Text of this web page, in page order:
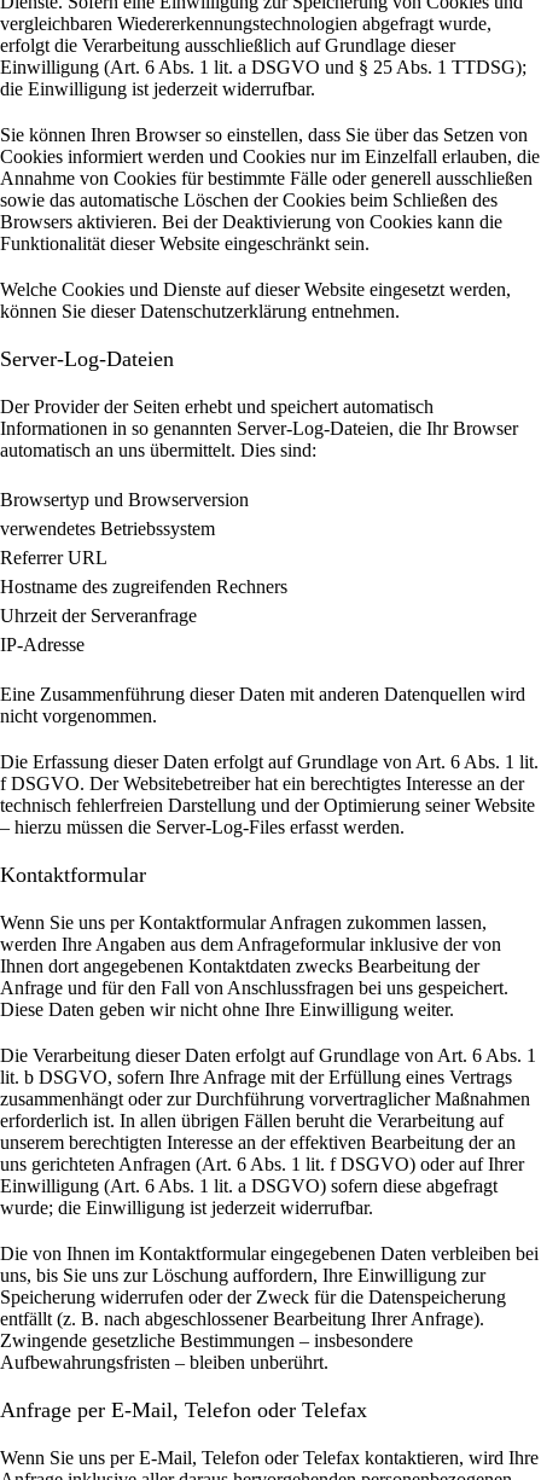
vergleichbaren Wiedererkennungstechnologien abgefragt wurde,
erfolgt die Verarbeitung ausschließlich auf Grundlage dieser
Einwilligung (Art. 6 Abs. 1 lit. a DSGVO und § 25 Abs. 1 TTDSG);
die Einwilligung ist jederzeit widerrufbar.
Sie können Ihren Browser so einstellen, dass Sie über das Setzen von
Cookies informiert werden und Cookies nur im Einzelfall erlauben, die
Annahme von Cookies für bestimmte Fälle oder generell ausschließen
sowie das automatische Löschen der Cookies beim Schließen des
Browsers aktivieren. Bei der Deaktivierung von Cookies kann die
Funktionalität dieser Website eingeschränkt sein.
Welche Cookies und Dienste auf dieser Website eingesetzt werden,
können Sie dieser Datenschutzerklärung entnehmen.
Server-Log-Dateien
Der Provider der Seiten erhebt und speichert automatisch
Informationen in so genannten Server-Log-Dateien, die Ihr Browser
automatisch an uns übermittelt. Dies sind:
Browsertyp und Browserversion
verwendetes Betriebssystem
Referrer URL
Hostname des zugreifenden Rechners
Uhrzeit der Serveranfrage
IP-Adresse
Eine Zusammenführung dieser Daten mit anderen Datenquellen wird
nicht vorgenommen.
Die Erfassung dieser Daten erfolgt auf Grundlage von Art. 6 Abs. 1 lit.
f DSGVO. Der Websitebetreiber hat ein berechtigtes Interesse an der
technisch fehlerfreien Darstellung und der Optimierung seiner Website
– hierzu müssen die Server-Log-Files erfasst werden.
Kontaktformular
Wenn Sie uns per Kontaktformular Anfragen zukommen lassen,
werden Ihre Angaben aus dem Anfrageformular inklusive der von
Ihnen dort angegebenen Kontaktdaten zwecks Bearbeitung der
Anfrage und für den Fall von Anschlussfragen bei uns gespeichert.
Diese Daten geben wir nicht ohne Ihre Einwilligung weiter.
Die Verarbeitung dieser Daten erfolgt auf Grundlage von Art. 6 Abs. 1
lit. b DSGVO, sofern Ihre Anfrage mit der Erfüllung eines Vertrags
zusammenhängt oder zur Durchführung vorvertraglicher Maßnahmen
erforderlich ist. In allen übrigen Fällen beruht die Verarbeitung auf
unserem berechtigten Interesse an der effektiven Bearbeitung der an
uns gerichteten Anfragen (Art. 6 Abs. 1 lit. f DSGVO) oder auf Ihrer
Einwilligung (Art. 6 Abs. 1 lit. a DSGVO) sofern diese abgefragt
wurde; die Einwilligung ist jederzeit widerrufbar.
Die von Ihnen im Kontaktformular eingegebenen Daten verbleiben bei
uns, bis Sie uns zur Löschung auffordern, Ihre Einwilligung zur
Speicherung widerrufen oder der Zweck für die Datenspeicherung
entfällt (z. B. nach abgeschlossener Bearbeitung Ihrer Anfrage).
Zwingende gesetzliche Bestimmungen – insbesondere
Aufbewahrungsfristen – bleiben unberührt.
Anfrage per E-Mail, Telefon oder Telefax
Wenn Sie uns per E-Mail, Telefon oder Telefax kontaktieren, wird Ihre